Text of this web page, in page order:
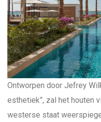
Ontworpen door Jefrey
esthetiek”, zal het houten
westerse staat